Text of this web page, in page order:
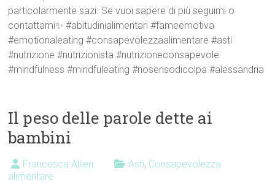
particolarmente sazi. Se vuoi sapere di più seguimi o
contattami✨ #abitudinialimentari #fameemotiva
#emotionaleating #consapevolezzaalimentare #asti
#nutrizione #nutrizionista #nutrizioneconsapevole
#mindfulness #mindfuleating #nosensodicolpa #alessandria
Il peso delle parole dette ai
bambini
Francesca Allieri Asti, Consapevolezza
alimentare